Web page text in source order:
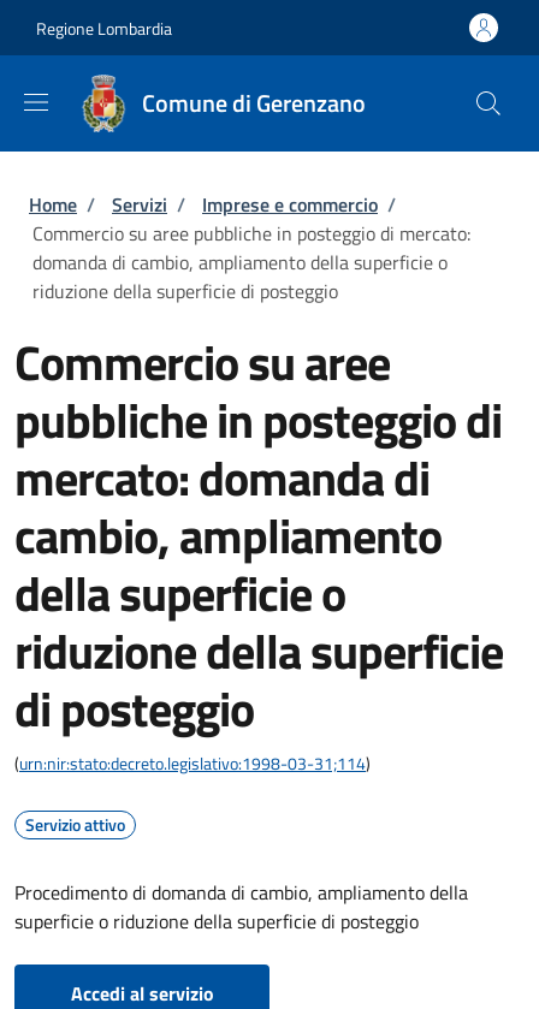
Regione Lombardia
Comune di Gerenzano
Briciole di pane
Home / Servizi / Imprese e commercio /
Commercio su aree pubbliche in posteggio di mercato:
domanda di cambio, ampliamento della superficie o
riduzione della superficie di posteggio
Commercio su aree
pubbliche in posteggio di
mercato: domanda di
cambio, ampliamento
della superficie o
riduzione della superficie
di posteggio
(urn:nir:stato:decreto.legislativo:1998-03-31;114)
Servizio attivo
Procedimento di domanda di cambio, ampliamento della
superficie o riduzione della superficie di posteggio
Accedi al servizio